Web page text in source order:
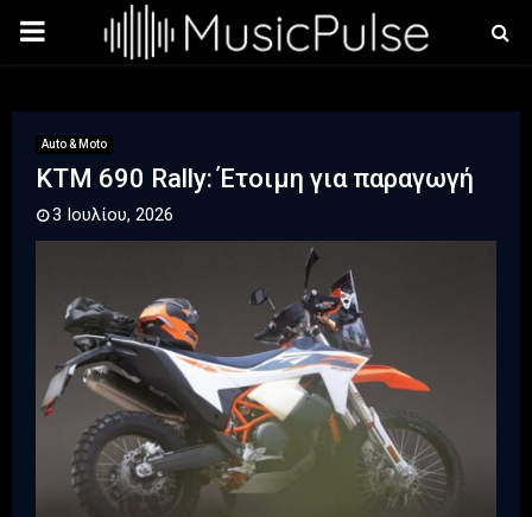
PRIMARY
Auto & Moto
KTM 690 Rally: Έτοιμη για παραγωγή
3 Ιουλίου, 2026